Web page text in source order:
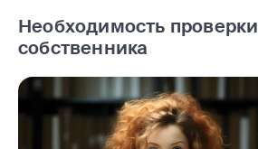
Необходимость проверки
собственника